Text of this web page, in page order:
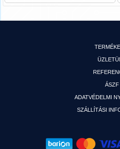
ÁSZF
ADATVÉDELMI
SZÁLLÍTÁSI